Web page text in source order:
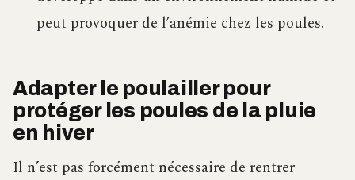
peut provoquer de l’anémie chez les poules.
Adapter le poulailler pour
protéger les poules de la pluie
en hiver
Il n’est pas forcément nécessaire de rentrer